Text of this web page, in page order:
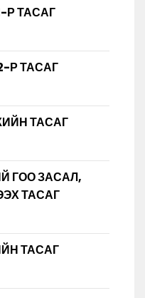
Р ТАСАГ
Р ТАСАГ
ТАСАГ
ГОО ЗАСАЛ,
ТАСАГ
ТАСАГ